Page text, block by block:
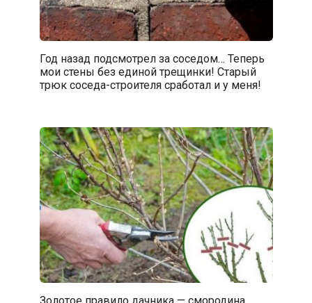
Год назад подсмотрел за соседом… Теперь
мои стены без единой трещинки! Старый
трюк соседа-строителя сработал и у меня!